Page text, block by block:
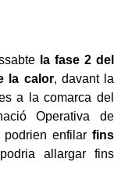
la fase 2 del
la calor, davant la
a la comarca del
Operativa de
podrien enfilar fins
allargar fins